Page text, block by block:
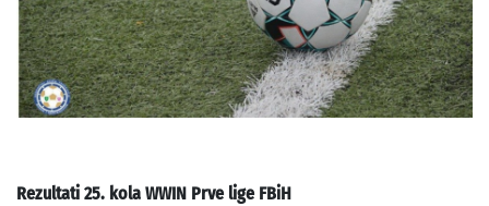
Rezultati 25. kola WWIN Prve lige FBiH